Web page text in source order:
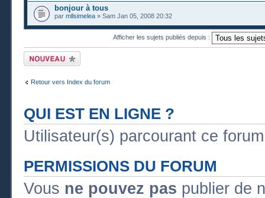
bonjour à tous
par mllsimelea » Sam Jan 05, 2008 20:32
Afficher les sujets publiés depuis :
Publier un nouveau
sujet
Retour vers Index du forum
QUI EST EN LIGNE ?
Utilisateur(s) parcourant ce
PERMISSIONS DU FORUM
Vous ne pouvez pas publier de